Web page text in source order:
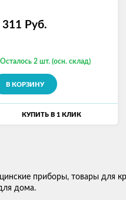
311 Руб.
Осталось 2 шт. (осн. склад)
В КОРЗИНУ
КУПИТЬ В 1 КЛИК
приборы, товары для
дома.